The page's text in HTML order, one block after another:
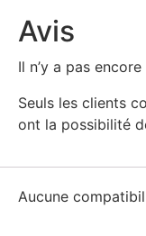
Avis
Il n’y a pas encore
Seuls les clients
ont la possibilité
Aucune